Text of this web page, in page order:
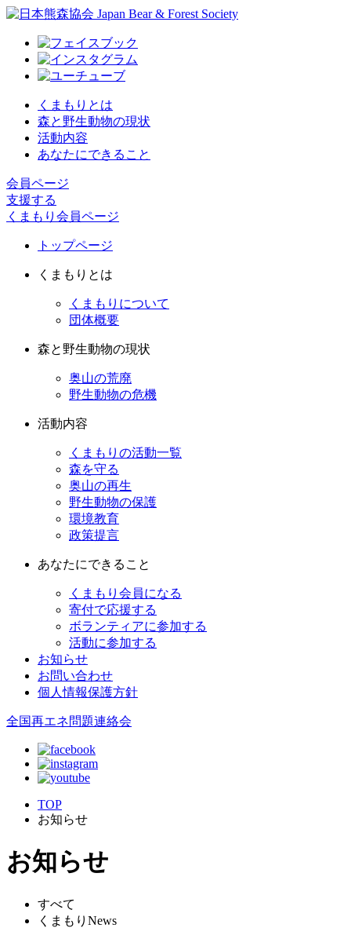
くまもりとは
森と野生動物の現状
活動内容
あなたにできること
会員ページ
支援する
くまもり会員ページ
トップページ
くまもりとは
くまもりについて
団体概要
森と野生動物の現状
奥山の荒廃
野生動物の危機
活動内容
くまもりの活動一覧
森を守る
奥山の再生
野生動物の保護
環境教育
政策提言
あなたにできること
くまもり会員になる
寄付で応援する
ボランティアに参加する
活動に参加する
お知らせ
お問い合わせ
個人情報保護方針
全国再エネ問題連絡会
TOP
お知らせ
お知らせ
すべて
くまもりNews